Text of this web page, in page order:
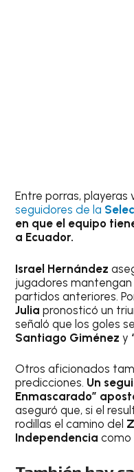
Entre porras, playeras
seguidores de la
en que el equipo
a Ecuador.
Israel Hernández
jugadores
partidos anteriores.
Julia pronosticó un
señaló que los goles
Santiago Giménez y
Otros aficionados
predicciones. Un
Enmascarado”
aseguró que, si el
rodillas el camino del
Independencia como